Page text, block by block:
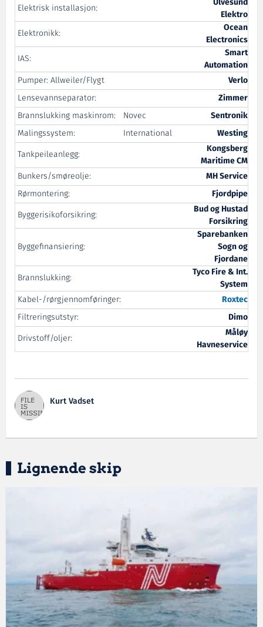
Elektrisk installasjon:
Elektro
Elektronikk:
Ocean
Electronics
IAS:
Smart
Automation
Pumper: Allweiler/Flygt
Verlo
Lensevannseparator:
Zimmer
Brannslukking maskinrom:
Novec
Sentronik
Malingssystem:
International
Westing
Tankpeileanlegg:
Kongsberg
Maritime CM
Bunkers/smøreolje:
MH Service
Rørmontering:
Fjordpipe
Byggerisikoforsikring:
Bud og Hustad
Forsikring
Byggefinansiering:
Sparebanken
Sogn og
Fjordane
Brannslukking:
Tyco Fire & Int.
System
Kabel-/rørgjennomføringer:
Roxtec
Filtreringsutstyr:
Dimo
Drivstoff/oljer:
Måløy
Havneservice
Kurt Vadset
Lignende skip